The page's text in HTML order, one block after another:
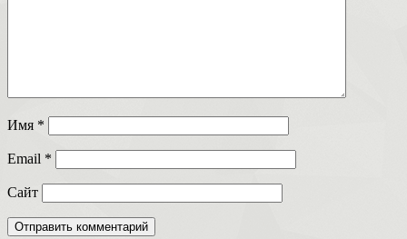
Имя *
Email *
Сайт